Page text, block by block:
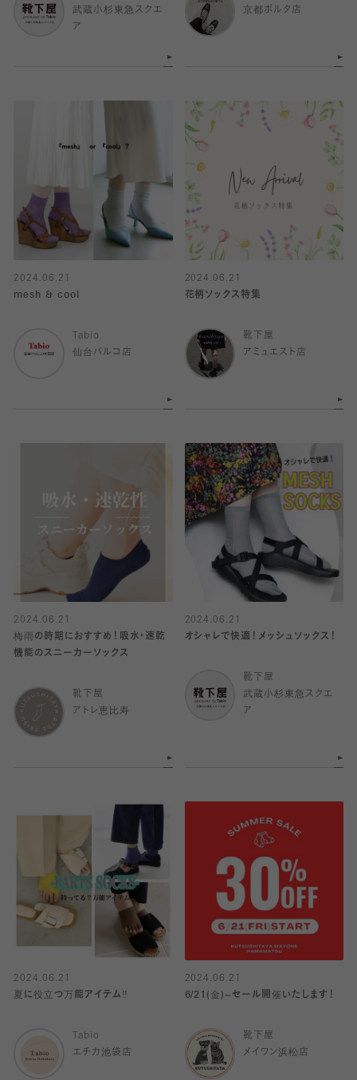
武蔵小杉東急スクエ
ア
京都ポルタ店
2024.06.21
mesh & cool
Tabio
仙台パルコ店
2024.06.21
花柄ソックス特集
靴下屋
アミュエスト店
2024.06.21
梅雨の時期におすすめ！吸水・速乾
機能のスニーカーソックス
靴下屋
アトレ恵比寿
2024.06.21
オシャレで快適！メッシュソックス！
靴下屋
武蔵小杉東急スクエ
ア
2024.06.21
夏に役立つ万能アイテム‼︎
Tabio
エチカ池袋店
2024.06.21
6/21(金)~セール開催いたします！
靴下屋
メイワン浜松店